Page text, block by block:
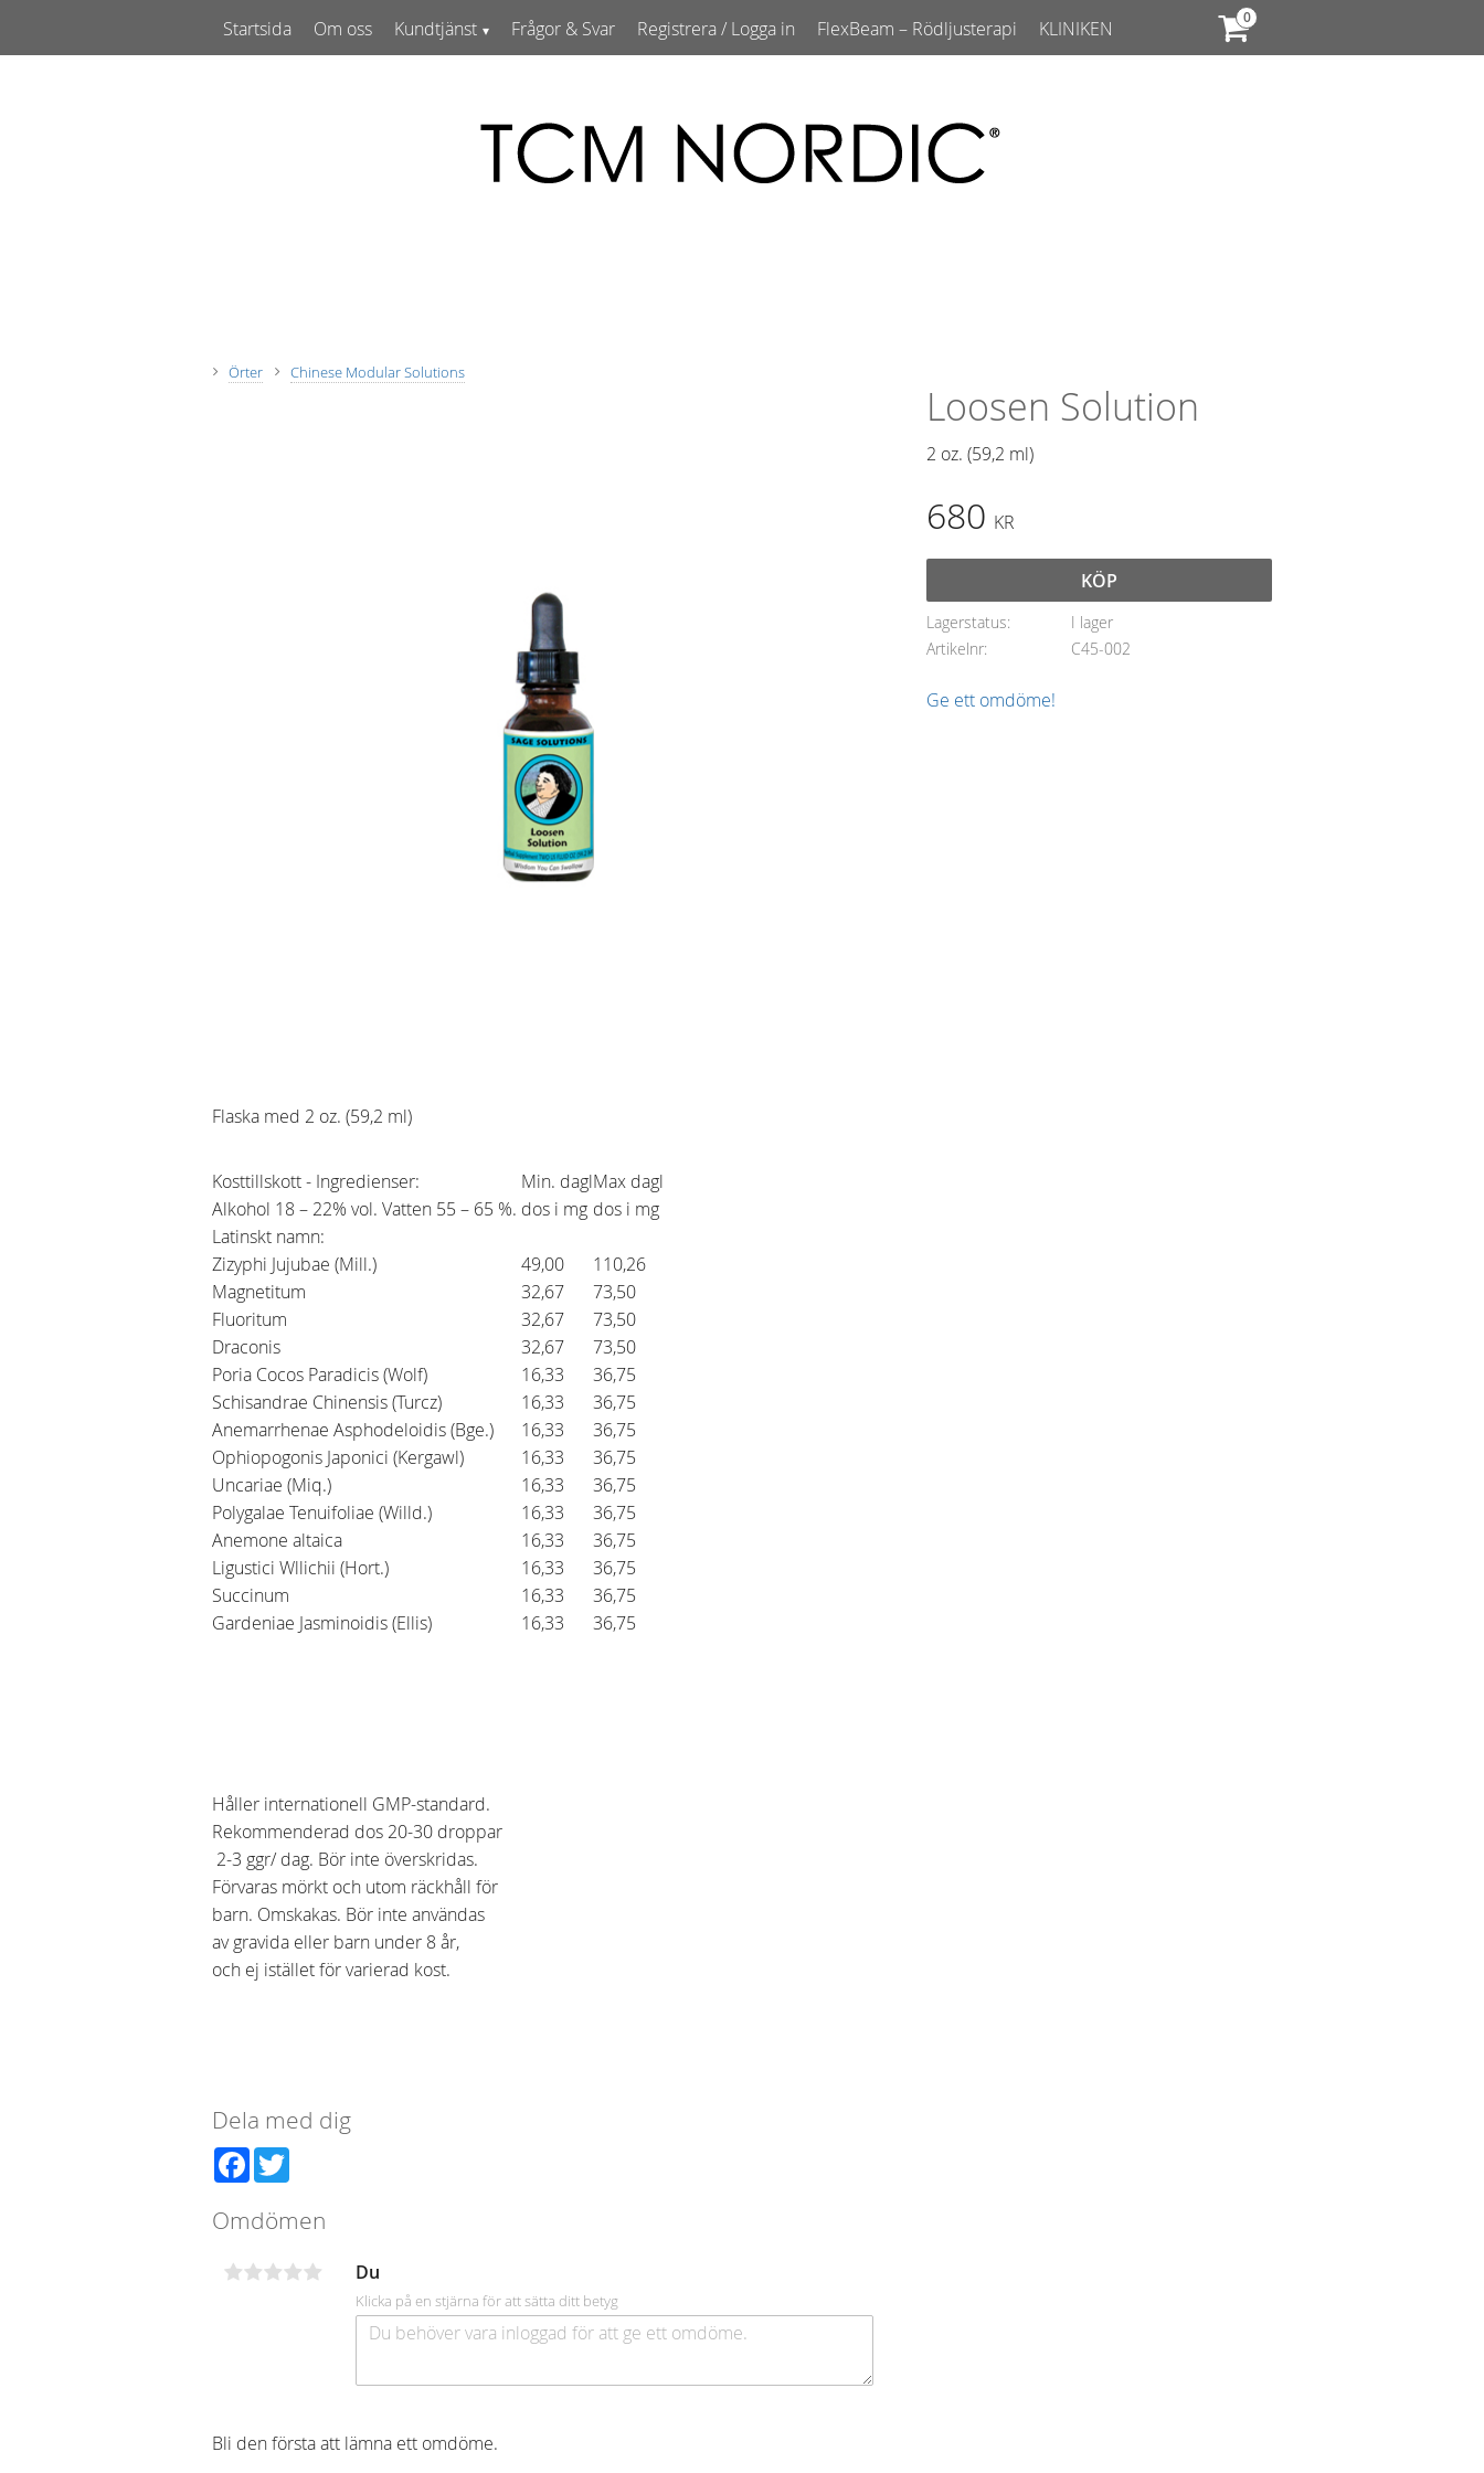
Startsida Om oss Kundtjänst Frågor & Svar Registrera / Logga in FlexBeam – Rödljusterapi KLINIKEN
Örter Chinese Modular Solutions
Loosen Solution
2 oz. (59,2 ml)​
680 KR
KÖP
Lagerstatus
I lager
Artikelnr
C45-002
Ge ett omdöme!
Flaska med 2 oz. (59,2 ml)
Kosttillskott - Ingredienser: Min. daglMax dagl
Alkohol 18 – 22% vol. Vatten 55 – 65 %. dos i mg dos i mg
Latinskt namn:
Zizyphi Jujubae (Mill.)
49,00
110,26
Magnetitum
32,67
73,50
Fluoritum
32,67
73,50
Draconis
32,67
73,50
Poria Cocos Paradicis (Wolf)
16,33
36,75
Schisandrae Chinensis (Turcz)
16,33
36,75
Anemarrhenae Asphodeloidis (Bge.)
16,33
36,75
Ophiopogonis Japonici (Kergawl)
16,33
36,75
Uncariae (Miq.)
16,33
36,75
Polygalae Tenuifoliae (Willd.)
16,33
36,75
Anemone altaica
16,33
36,75
Ligustici Wllichii (Hort.)
16,33
36,75
Succinum
16,33
36,75
Gardeniae Jasminoidis (Ellis)
16,33 36,75
Håller internationell GMP-standard.
Rekommenderad dos 20-30 droppar
2-3 ggr/ dag. Bör inte överskridas.
Förvaras mörkt och utom räckhåll för
barn. Omskakas. Bör inte användas
av gravida eller barn under 8 år,
och ej istället för varierad kost.
Dela med dig
Facebook
Omdömen
Du
Klicka på en stjärna för att sätta ditt betyg
Bli den första att lämna ett omdöme.